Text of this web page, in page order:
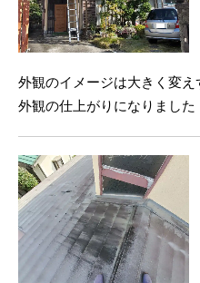
外観のイメージは大きく変
外観の仕上がりになりました